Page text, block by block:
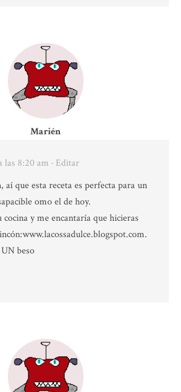
Marién
las 8:20 am · Editar
aí que esta receta es perfecta para un
omo el de hoy.
y me encantaría que hicieras
beso